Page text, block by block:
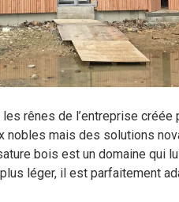
rênes de l’entreprise
nobles mais des solutions
bois est un domaine
léger, il est parfaitement